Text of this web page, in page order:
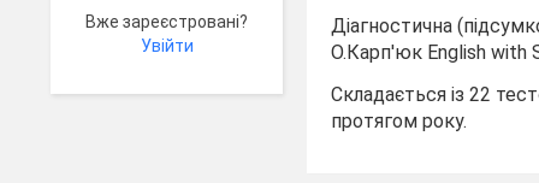
Вже зареєстровані?
Увійти
Діагностична
О.Карп'юк English with
Складається із 22
протягом року.